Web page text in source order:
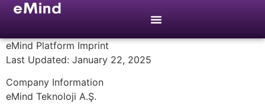
eMind Platform Imprint
Last Updated: January 22, 2025
Company Information
eMind Teknoloji A.Ş.